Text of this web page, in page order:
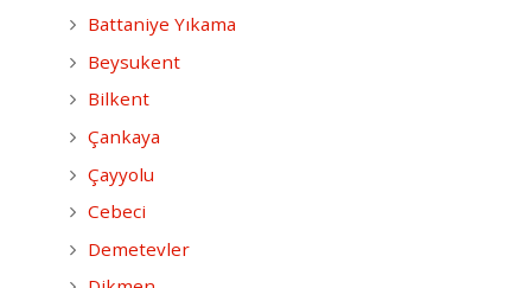
Battaniye Yıkama
Beysukent
Bilkent
Çankaya
Çayyolu
Cebeci
Demetevler